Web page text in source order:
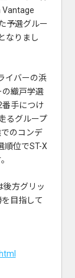
Vantage
予選グルー
なりまし
イバーの浜
織戸学選
手につけ
るグループ
のコンデ
順位でST-X
後方グリッ
目指して